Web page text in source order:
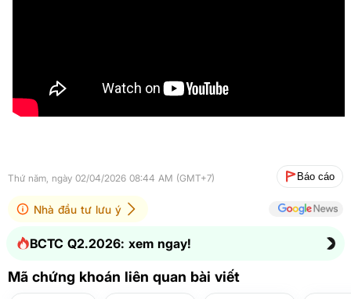
Thứ năm, ngày 02/04/2026 08:44 AM (GMT+7) Báo cáo
Nhà đầu tư lưu ý
BCTC Q2.2026: xem ngay!
Mã chứng khoán liên quan bài viết